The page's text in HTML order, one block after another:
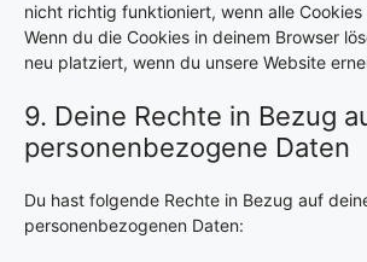
nicht richtig funktioniert, wenn alle
Wenn du die Cookies in deinem Browser
neu platziert, wenn du unsere Website
9. Deine Rechte in Bezug
personenbezogene Daten
Du hast folgende Rechte in Bezug auf
personenbezogenen Daten: